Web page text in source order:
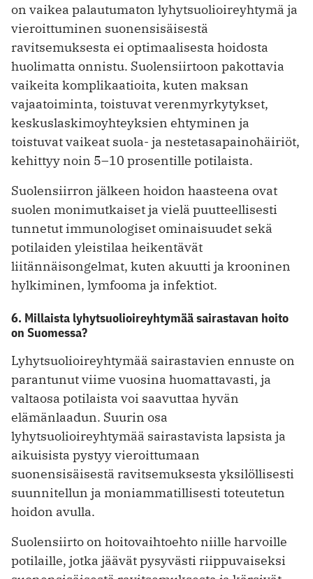
on vaikea palautumaton lyhytsuolioireyhtymä ja
vieroittuminen suonensisäisestä
ravitsemuksesta ei optimaalisesta hoidosta
huolimatta onnistu. Suolensiirtoon pakottavia
vaikeita komplikaatioita, kuten maksan
vajaatoiminta, toistuvat verenmyrkytykset,
keskuslaskimoyhteyksien ehtyminen ja
toistuvat vaikeat suola- ja nestetasapainohäiriöt,
kehittyy noin 5–10 prosentille potilaista.
Suolensiirron jälkeen hoidon haasteena ovat
suolen monimutkaiset ja vielä puutteellisesti
tunnetut immunologiset ominaisuudet sekä
potilaiden yleistilaa heikentävät
liitännäisongelmat, kuten akuutti ja krooninen
hylkiminen, lymfooma ja infektiot.
6. Millaista lyhytsuolioireyhtymää sairastavan hoito
on Suomessa?
Lyhytsuolioireyhtymää sairastavien ennuste on
parantunut viime vuosina huomattavasti, ja
valtaosa potilaista voi saavuttaa hyvän
elämänlaadun. Suurin osa
lyhytsuolioireyhtymää sairastavista lapsista ja
aikuisista pystyy vieroittumaan
suonensisäisestä ravitsemuksesta yksilöllisesti
suunnitellun ja moniammatillisesti toteutetun
hoidon avulla.
Suolensiirto on hoitovaihtoehto niille harvoille
potilaille, jotka jäävät pysyvästi riippuvaiseksi